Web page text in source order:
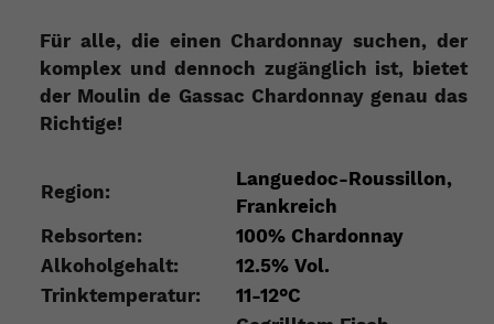
Für alle, die einen Chardonnay suchen, der
komplex und dennoch zugänglich ist, bietet
der Moulin de Gassac Chardonnay genau das
Richtige!
Region:
Languedoc-Roussillon,
Frankreich
Rebsorten:
100% Chardonnay
Alkoholgehalt:
12.5% Vol.
Trinktemperatur:
11-12°C